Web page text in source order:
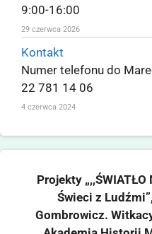
9:00-16:00
29 czerwca 2026
Kontakt
Numer telefonu do
22 781 14 06
4 czerwca 2024
Projekty
Świeci z
Gombrowicz.